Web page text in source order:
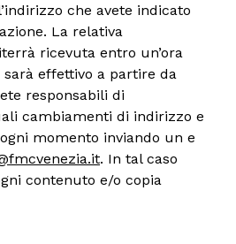
che avete indicato
La relativa
ricevuta entro un’ora
sarà effettivo a partire da
responsabili di
cambiamenti di indirizzo e
momento inviando un e
. In tal caso
contenuto e/o copia